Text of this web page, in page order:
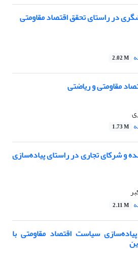
در راستای تحقق اقتصاد مقاومتی
2.02 M
مقاومتی و ریاضتی
1.73 M
و شرکای تجاری در راستای پیاده‌سازی
2.11 M
سیاست اقتصاد مقاومتی با